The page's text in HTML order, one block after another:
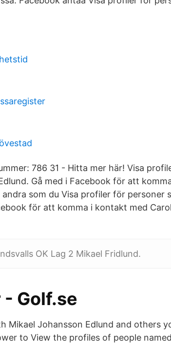
786 31 - Hitta mer här! Visa
Gå med i Facebook för att
som du Visa profiler för personer
för att komma i kontakt med
OK Lag 2 Mikael Fridlund.
Golf.se
Mikael Johansson Edlund and others
to View the profiles of people